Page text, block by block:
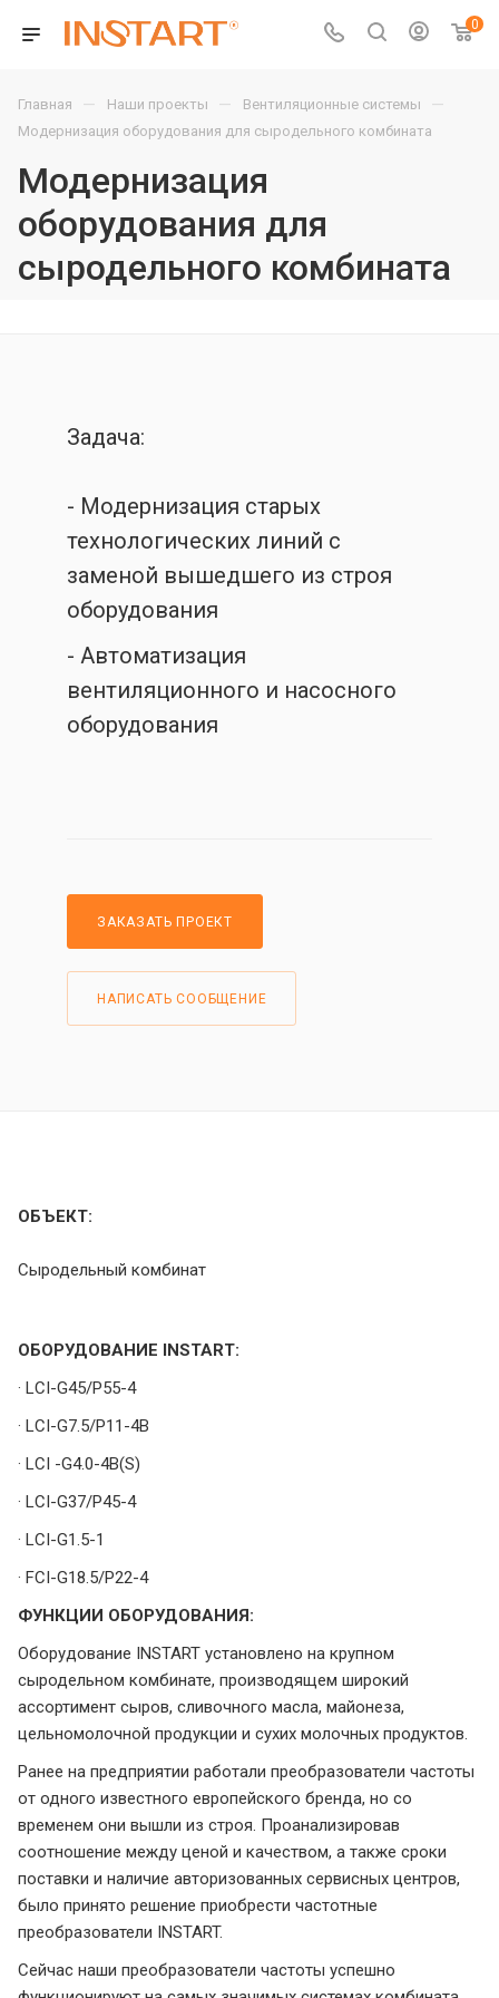
0
Главная — Наши проекты — Вентиляционные системы —
Модернизация оборудования для сыродельного комбината
Модернизация
оборудования для
сыродельного комбината
Задача:
- Модернизация старых
технологических линий с
заменой вышедшего из строя
оборудования
- Автоматизация
вентиляционного и насосного
оборудования
ЗАКАЗАТЬ ПРОЕКТ
НАПИСАТЬ СООБЩЕНИЕ
ОБЪЕКТ:
Сыродельный комбинат
ОБОРУДОВАНИЕ INSTART:
· LCI-G45/P55-4
· LCI-G7.5/P11-4B
· LCI -G4.0-4B(S)
· LCI-G37/P45-4
· LCI-G1.5-1
· FCI-G18.5/P22-4
ФУНКЦИИ ОБОРУДОВАНИЯ:
Оборудование INSTART установлено на крупном
сыродельном комбинате, производящем широкий
ассортимент сыров, сливочного масла, майонеза,
цельномолочной продукции и сухих молочных продуктов.
Ранее на предприятии работали преобразователи частоты
от одного известного европейского бренда, но со
временем они вышли из строя. Проанализировав
соотношение между ценой и качеством, а также сроки
поставки и наличие авторизованных сервисных центров,
было принято решение приобрести частотные
преобразователи INSTART.
Сейчас наши преобразователи частоты успешно